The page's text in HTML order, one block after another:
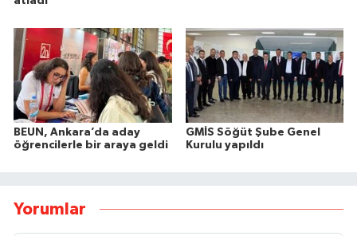
BEUN, Ankara’da aday
öğrencilerle bir araya geldi
GMİS Söğüt Şube Genel
Kurulu yapıldı
Yorumlar